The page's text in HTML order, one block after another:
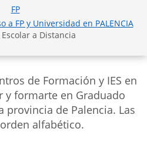
FP
a FP y Universidad en PALENCIA
a Distancia
de Formación y IES en
y formarte en Graduado
provincia de Palencia. Las
alfabético.